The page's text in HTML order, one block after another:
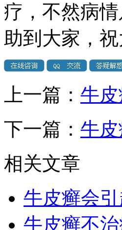
疗，不然病
助到大家，
上一篇： 牛
下一篇： 牛
相关文章
牛皮癣会
牛皮癣不